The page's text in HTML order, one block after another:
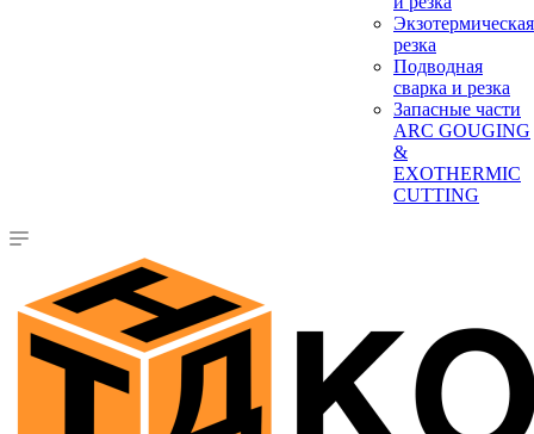
Экзотермическая
резка
Подводная
сварка и резка
Запасные части
ARC GOUGING
&
EXOTHERMIC
CUTTING